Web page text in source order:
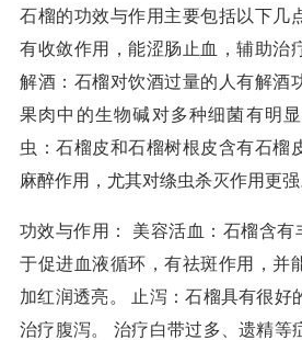
石榴的功效与作用主要包括以下几
有收敛作用，能涩肠止血，辅助治
解酒：石榴对饮酒过量的人有解酒
果肉中的生物碱对多种细菌有明
虫：石榴皮和石榴树根皮含有石榴
麻醉作用，尤其对绦虫杀灭作用更强
功效与作用： 美容活血：石榴含有
于促进血液循环，有祛斑作用，并
加红润透亮。 止泻：石榴具有很好
治疗腹泻。 治疗白带过多、遗精等